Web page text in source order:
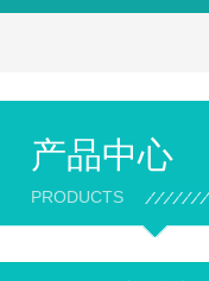
产品中心
PRODUCTS